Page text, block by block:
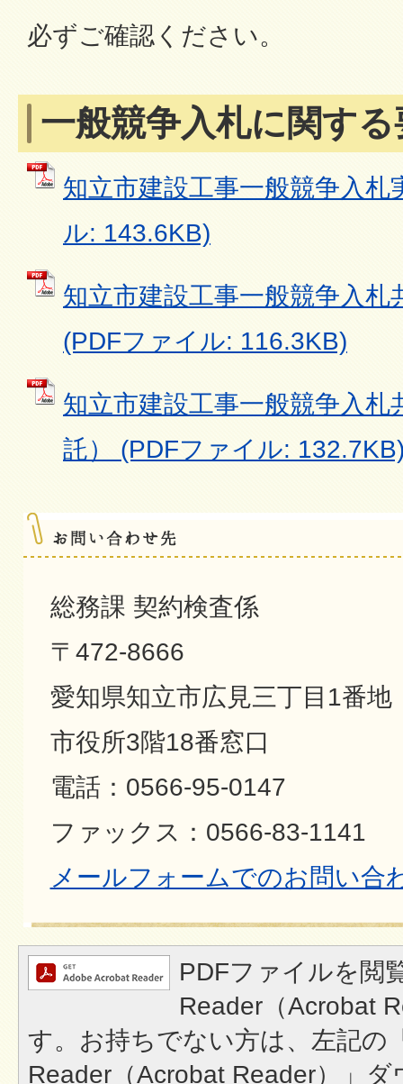
必ずご確認ください。
一般競争入札に関す
知立市建設工事一般競争入
ル: 143.6KB)
知立市建設工事一般競争入札
(PDFファイル: 116.3KB)
知立市建設工事一般競争入札
託） (PDFファイル:
総務課 契約検査係
〒472-8666
愛知県知立市広見三丁目1番地
市役所3階18番窓口
電話：0566-95-0147
ファックス：0566-83-1141
メールフォームでのお問い合
PDFファイルを閲
Reader（Acrobat
す。お持ちでない方は、左記の
Reader（Acrobat Reader）」